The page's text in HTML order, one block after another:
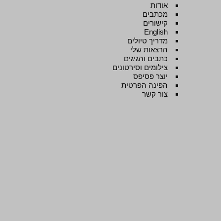
אודות
מכתבים
קישורים
English
מדריך טיולים
הרצאות שלי
כתבים והגיגים
צילומים וסירטונים
יוצר פסיפס
הפינה הפרטית
צור קשר